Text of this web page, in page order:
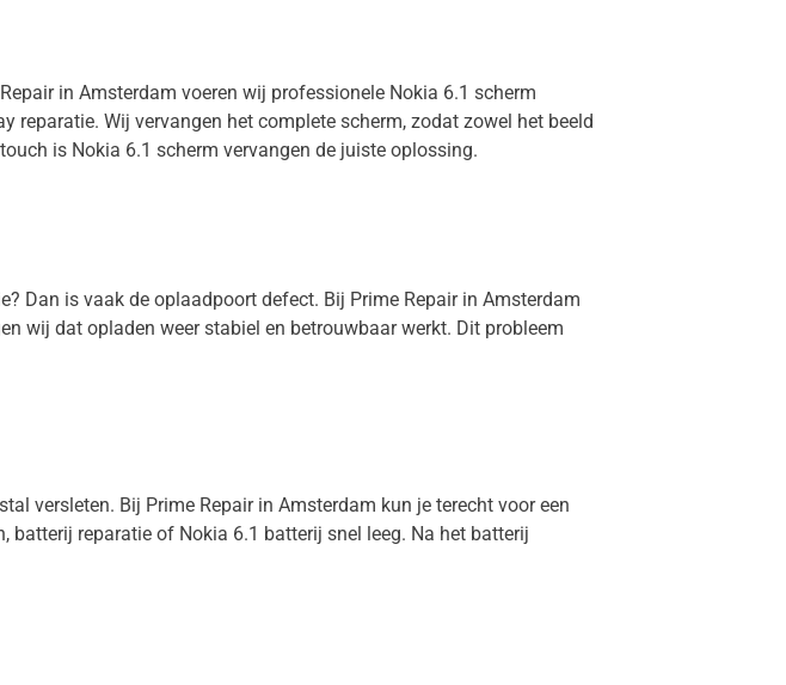
in Amsterdam voeren wij professionele Nokia 6.1 scherm
Wij vervangen het complete scherm, zodat zowel het beeld
is Nokia 6.1 scherm vervangen de juiste oplossing.
Dan is vaak de oplaadpoort defect. Bij Prime Repair in Amsterdam
wij dat opladen weer stabiel en betrouwbaar werkt. Dit probleem
versleten. Bij Prime Repair in Amsterdam kun je terecht voor een
batterij reparatie of Nokia 6.1 batterij snel leeg. Na het batterij